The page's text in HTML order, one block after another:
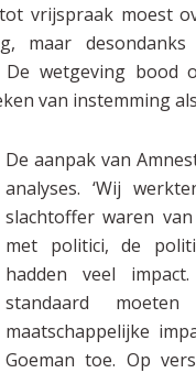
vrijspraak moest
maar
wetgeving bood
van instemming
De aanpak van
analyses. ‘Wij
slachtoffer waren
met politici, de
hadden veel
standaard
maatschappelijke
Goeman toe. Op